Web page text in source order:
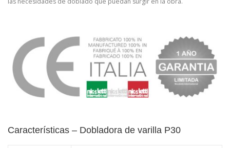
Características – Dobladora de varilla P30